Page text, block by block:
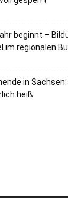
beginnt –
im regionalen
in
heiß